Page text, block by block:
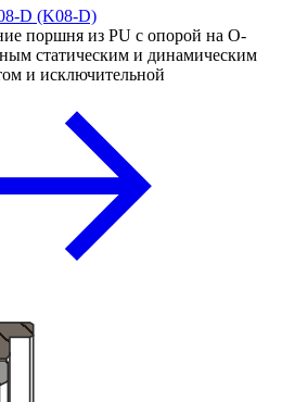
D (K08-D)
поршня из PU с опорой на О-
статическим и динамическим
и исключительной